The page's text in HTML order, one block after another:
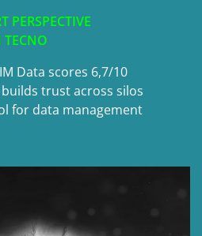
PERSPECTIVE
TECNO
Data scores 6,7/10
trust across silos
for data management